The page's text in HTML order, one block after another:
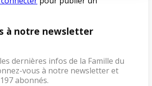
à notre newsletter
dernières infos de la Famille du
vous à notre newsletter et
abonnés.